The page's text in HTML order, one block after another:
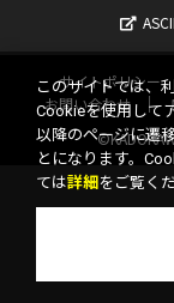
サイトポリシー
お問い合わせ
このサイトでは、
Cookieを使用して
以降のページに遷
とになります。
ては詳細 をご覧く